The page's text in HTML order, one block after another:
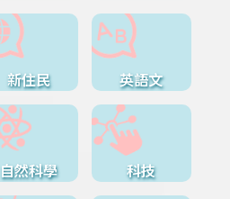
新住民 英語文
自然科學 科技